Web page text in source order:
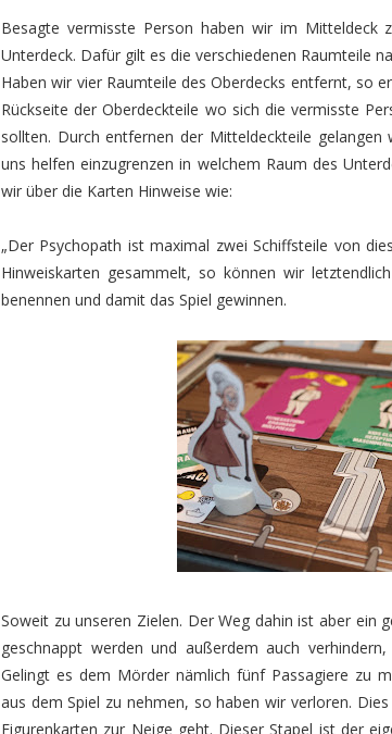
Besagte vermisste Person haben wir im Mitteldeck
Unterdeck. Dafür gilt es die verschiedenen Raumteile
Haben wir vier Raumteile des Oberdecks entfernt, so
Rückseite der Oberdeckteile wo sich die vermisste
sollten. Durch entfernen der Mitteldeckteile
uns helfen einzugrenzen in welchem Raum des
wir über die Karten Hinweise wie:
„Der Psychopath ist maximal zwei Schiffsteile von
Hinweiskarten gesammelt, so können wir
benennen und damit das Spiel gewinnen.
Soweit zu unseren Zielen. Der Weg dahin ist aber ein
geschnappt werden und außerdem auch
Gelingt es dem Mörder nämlich fünf Passagiere zu
aus dem Spiel zu nehmen, so haben wir verloren.
Figurenkarten zur Neige geht. Dieser Stapel ist der